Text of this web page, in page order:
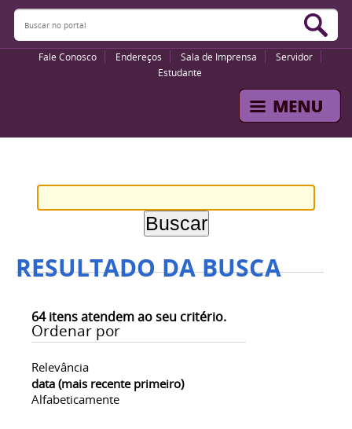
Buscar no portal
Fale Conosco Endereços Sala de Imprensa
Servidor
Estudante
RESULTADO DA BUSCA
64itens atendem ao seu critério.
Ordenar por
Relevância
data (mais recente primeiro)
Alfabeticamente